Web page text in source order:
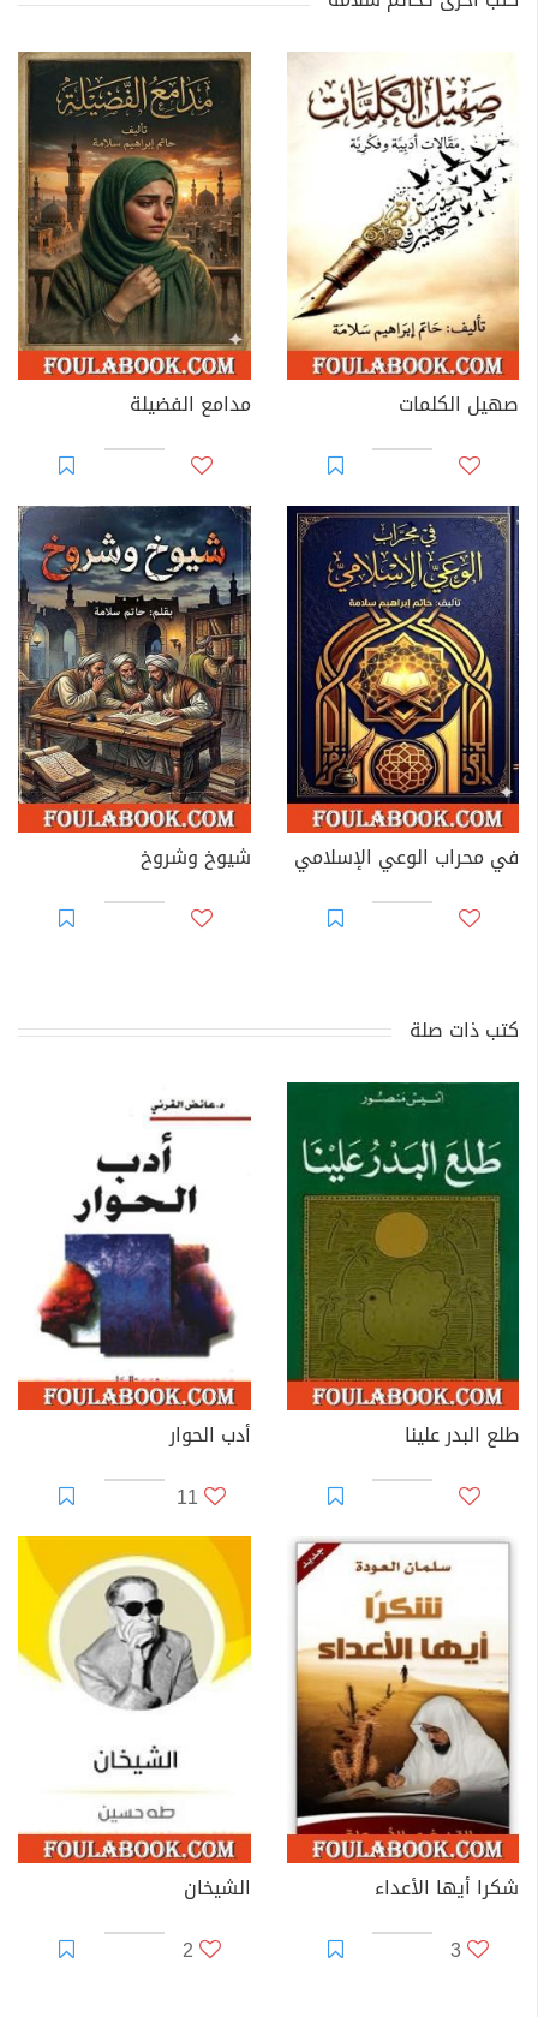
صهيل الكلمات مدامع الفضيلة
في محراب الوعي الإسلامي شيوخ وشروخ
كتب ذات صلة
طلع البدر علينا
أدب الحوار
11
شكرا أيها الأعداء
3
الشيخان
2